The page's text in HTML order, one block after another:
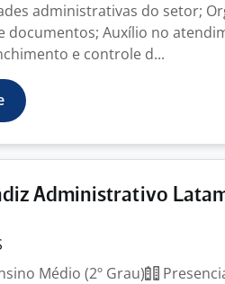
administrativas do setor;
documentos; Auxílio no
e controle d...
Administrativo
Médio (2º Grau)